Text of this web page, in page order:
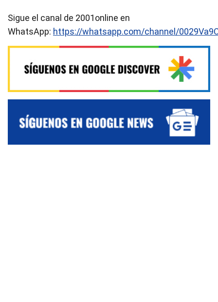
Sigue el canal de 2001online en
WhatsApp: https://whatsapp.com/channel/